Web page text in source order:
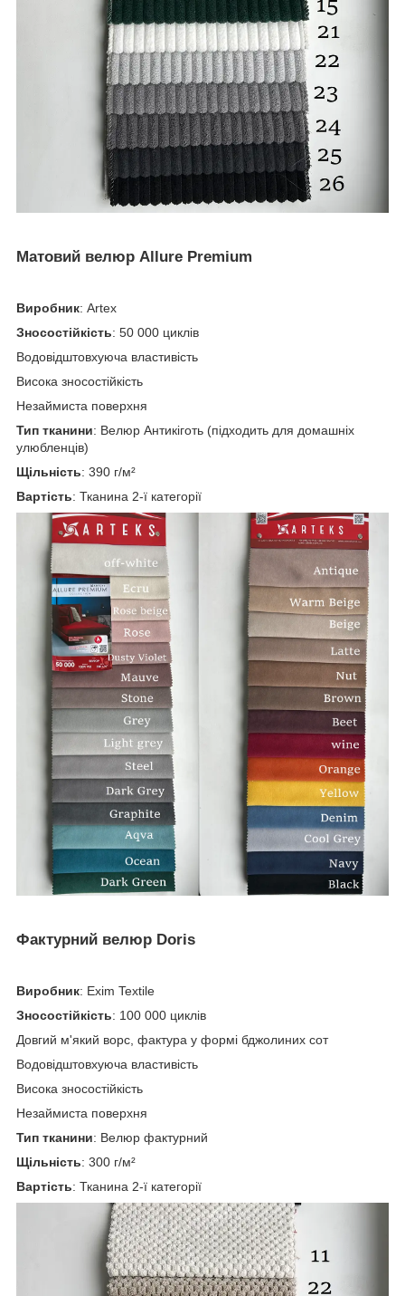
Матовий велюр Allure Premium
Виробник: Artex
Зносостійкість: 50 000 циклів
Водовідштовхуюча властивість
Висока зносостійкість
Незаймиста поверхня
Тип тканини: Велюр Антикіготь (підходить для домашніх
улюбленців)
Щільність: 390 г/м²
Вартість: Тканина 2-ї категорії
Фактурний велюр Doris
Виробник: Exim Textile
Зносостійкість: 100 000 циклів
Довгий м'який ворс, фактура у формі бджолиних сот
Водовідштовхуюча властивість
Висока зносостійкість
Незаймиста поверхня
Тип тканини: Велюр фактурний
Щільність: 300 г/м²
Вартість: Тканина 2-ї категорії